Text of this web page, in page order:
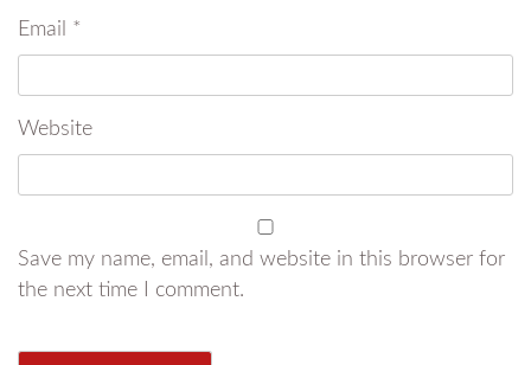
Email *
Website
Save my name, email, and website in this browser for
the next time I comment.